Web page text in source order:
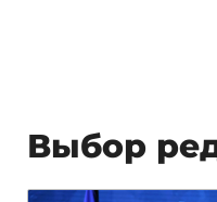
Выбор